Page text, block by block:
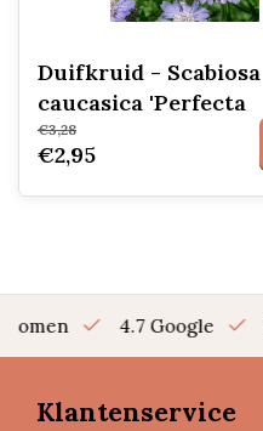
Duifkruid - Scabiosa
caucasica 'Perfecta
€3,28
€2,95
bomen 4.7 Google
Klantenservice